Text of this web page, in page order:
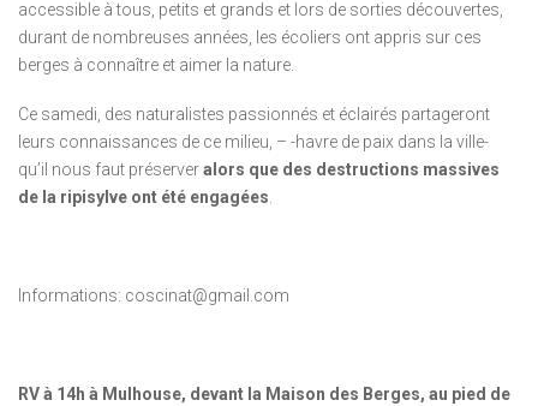
accessible à tous, petits et grands et lors de sorties découvertes,
durant de nombreuses années, les écoliers ont appris sur ces
berges à connaître et aimer la nature.
Ce samedi, des naturalistes passionnés et éclairés partageront
leurs connaissances de ce milieu, – -havre de paix dans la ville-
qu’il nous faut préserveralors que des destructions massives
de la ripisylve ont été engagées.
Informations: coscinat@gmail.com
RV à 14h à Mulhouse, devant la Maison des Berges, au pied de